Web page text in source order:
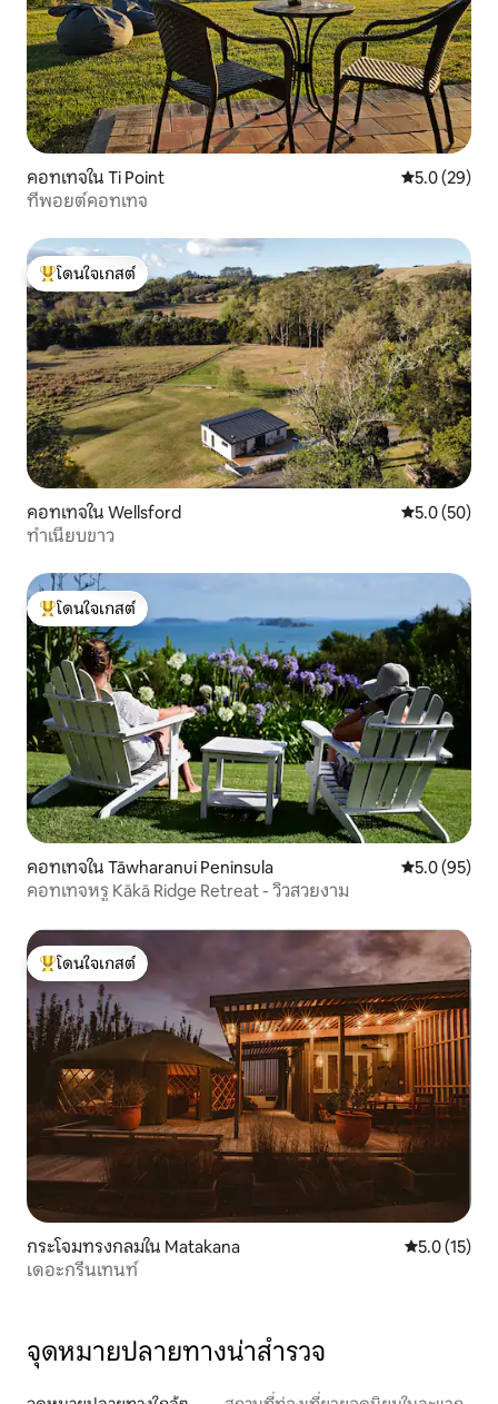
คอทเทจใน Ti Point คะแนนเฉลี่ย
5.0 (29)
ทีพอยต์คอทเทจ
โดนใจเกสต์ที่สุด
โดนใจเกสต์
คอทเทจใน Wellsford คะแนนเฉลี่ย
5.0 (50)
ทำเนียบขาว
โดนใจเกสต์ที่สุด
โดนใจเกสต์
คอทเทจใน Tāwharanui Peninsula คะแนนเฉลี่ย
5.0 (95)
คอทเทจหรู Kākā Ridge Retreat - วิวสวยงาม
โดนใจเกสต์ที่สุด
โดนใจเกสต์
กระโจมทรงกลมใน Matakana คะแนนเฉลี่ย
5.0 (15)
เดอะกรีนเทนท์
จุดหมายปลายทางน่าสำรวจ